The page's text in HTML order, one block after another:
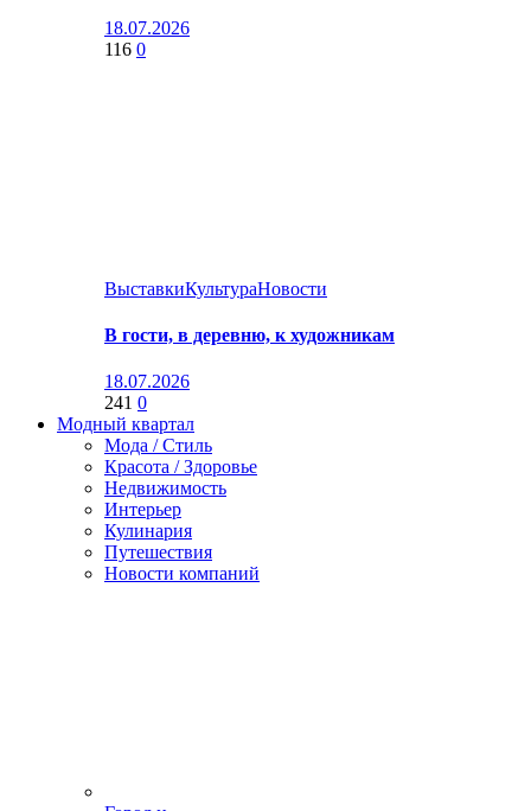
18.07.2026
116 0
ВыставкиКультураНовости
В гости, в деревню, к художникам
18.07.2026
241 0
Модный квартал
Мода / Стиль
Красота / Здоровье
Недвижимость
Интерьер
Кулинария
Путешествия
Новости компаний